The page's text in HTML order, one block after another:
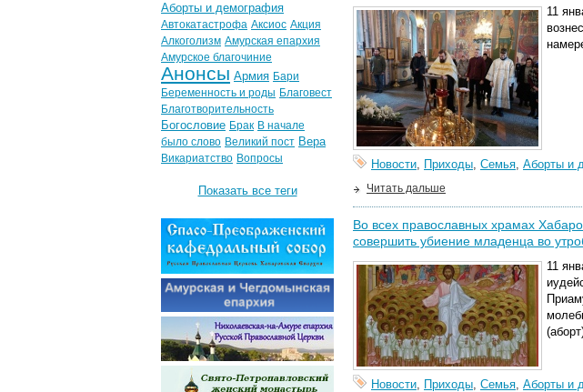
11
Новости, Приходы, Семья, Аборты и
Читать дальше
Во всех православных храмах
совершить убиение младенца во
11
Новости, Приходы, Семья, Аборты и
Аборты и демография
Автокатастрофа Аксиос Акция
Алкоголизм Амурская епархия
Амурское благочиние
Анонсы Армия Бари
Беременность и роды Благовест
Благотворительность
Богословие Брак В начале
было слово Великий пост Вера
Викариатство Вопросы
Показать все теги